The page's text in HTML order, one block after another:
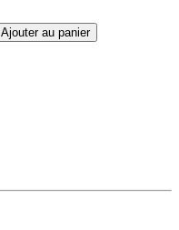
Ajouter au panier